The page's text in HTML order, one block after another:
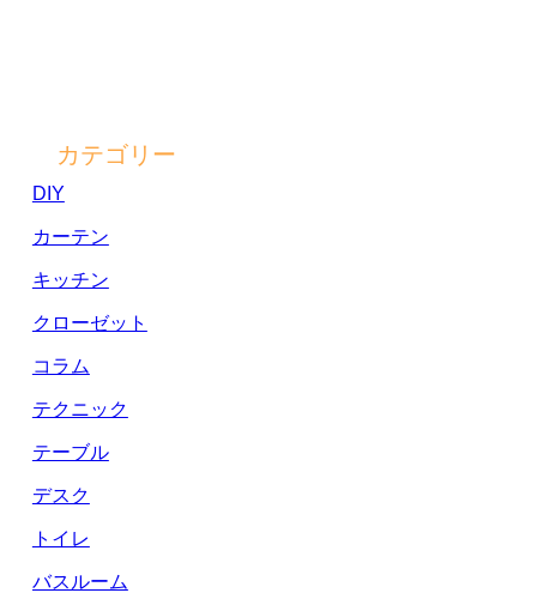
カテゴリー
DIY
カーテン
キッチン
クローゼット
コラム
テクニック
テーブル
デスク
トイレ
バスルーム